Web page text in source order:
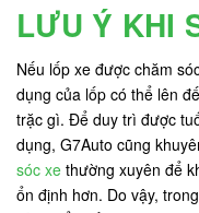
LƯU Ý KHI
Nếu lốp xe được chăm
dụng của lốp có thể lên
trặc gì. Để duy trì được
dụng, G7Auto cũng
sóc xe thường xuyên để
ổn định hơn. Do vậy,